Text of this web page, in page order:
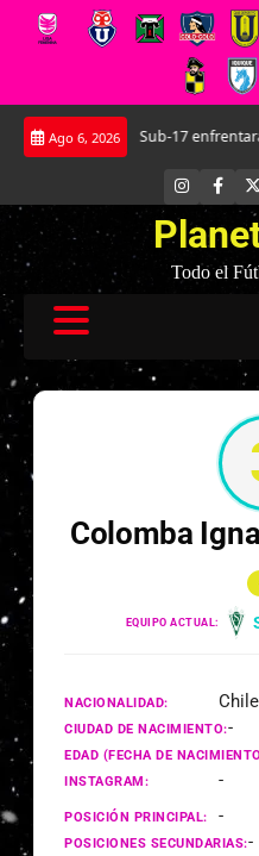
Saltar
Ago 6, 2026
Roja Femenina Sub-17
Todo el
Colomba
EQUIPO ACTUAL:
NACIONALIDAD: Chile
CIUDAD DE NACIMIENTO:-
EDAD (FECHA DE
INSTAGRAM: -
POSICIÓN PRINCIPAL: -
POSICIONES SECUNDARIAS:-